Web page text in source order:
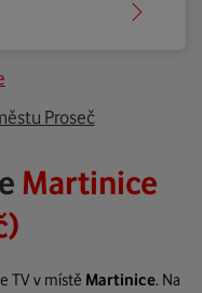
Proseč
Martinice
TV v místě Martinice. Na